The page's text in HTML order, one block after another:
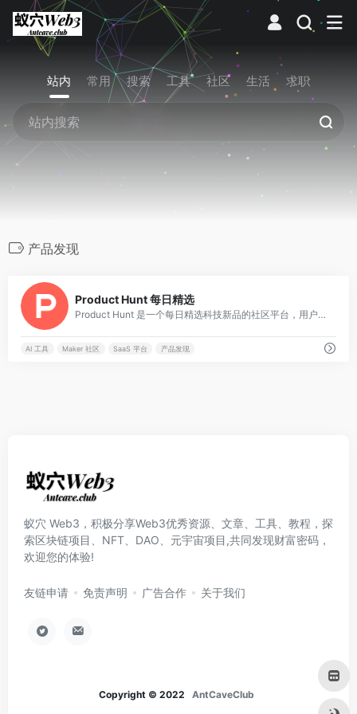
站内 常用 搜索 工具 社区 生活 求职
产品发现
Product Hunt 每日精选
Product Hunt 是一个每日精选科技新品的社区平台，用户可提交、发现和投票最新移动应用、网站、硬件及创新产品，助力科技爱好者和创业者分享与交流前沿科技动态。
AI 工具 Maker 社区 SaaS 平台 产品发现
蚁穴 Web3，积极分享Web3优秀资源、文章、工具、教程，探
索区块链项目、NFT、DAO、元宇宙项目,共同发现财富密码，
欢迎您的体验!
友链申请 免责声明 广告合作 关于我们
Copyright © 2022 AntCaveClub